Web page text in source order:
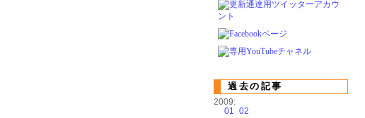
過去の記事
2009:
01 02